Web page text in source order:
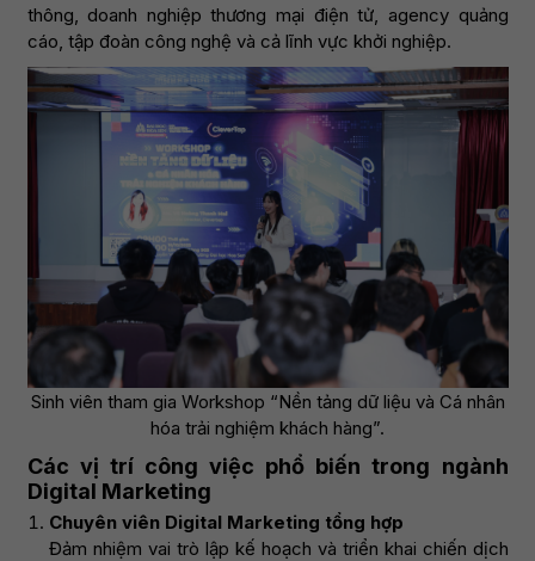
thông, doanh nghiệp thương mại điện tử, agency quảng
cáo, tập đoàn công nghệ và cả lĩnh vực khởi nghiệp.
Sinh viên tham gia Workshop “Nền tảng dữ liệu và Cá nhân
hóa trải nghiệm khách hàng”.
Các vị trí công việc phổ biến trong ngành
Digital Marketing
Chuyên viên Digital Marketing tổng hợp
Đảm nhiệm vai trò lập kế hoạch và triển khai chiến dịch